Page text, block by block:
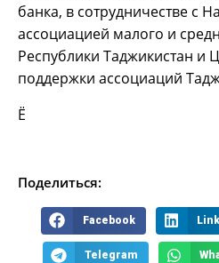
банка, в сотрудничестве с
ассоциацией малого и
Республики Таджикистан и
поддержки ассоциаций
Ё
Поделиться:
Facebook
Telegram